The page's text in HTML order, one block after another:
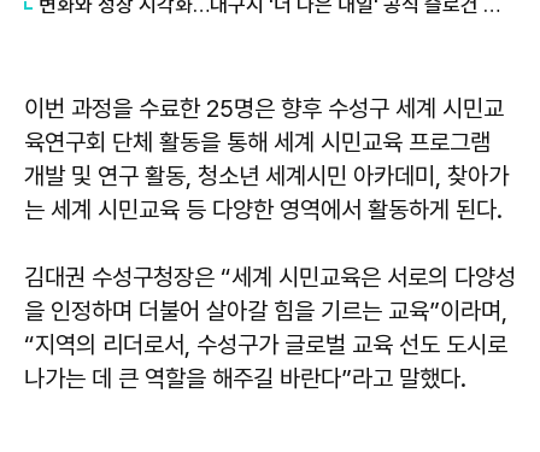
변화와 성장 시각화…대구시 '더 나은 내일' 공식 슬로건 디자인 공개
이번 과정을 수료한 25명은 향후 수성구 세계 시민교
육연구회 단체 활동을 통해 세계 시민교육 프로그램
개발 및 연구 활동, 청소년 세계시민 아카데미, 찾아가
는 세계 시민교육 등 다양한 영역에서 활동하게 된다.
김대권 수성구청장은 “세계 시민교육은 서로의 다양성
을 인정하며 더불어 살아갈 힘을 기르는 교육”이라며,
“지역의 리더로서, 수성구가 글로벌 교육 선도 도시로
나가는 데 큰 역할을 해주길 바란다”라고 말했다.